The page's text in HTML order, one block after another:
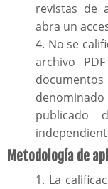
revistas de
abra un
4. No se
archivo
publicado
Metodología de
1. La